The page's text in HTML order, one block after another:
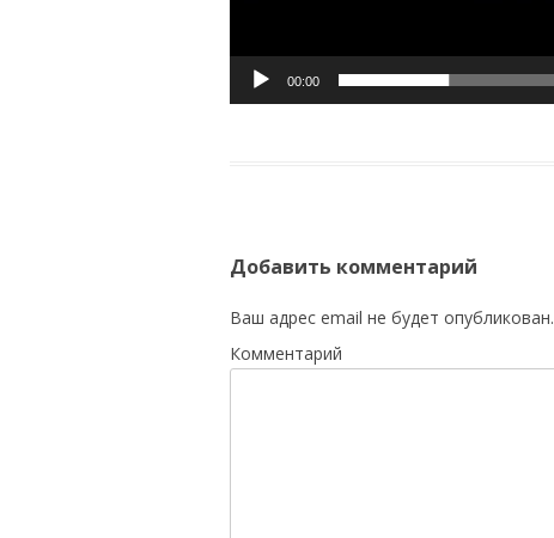
00:00
Добавить комментарий
Ваш адрес email не будет опубликован.
Комментарий